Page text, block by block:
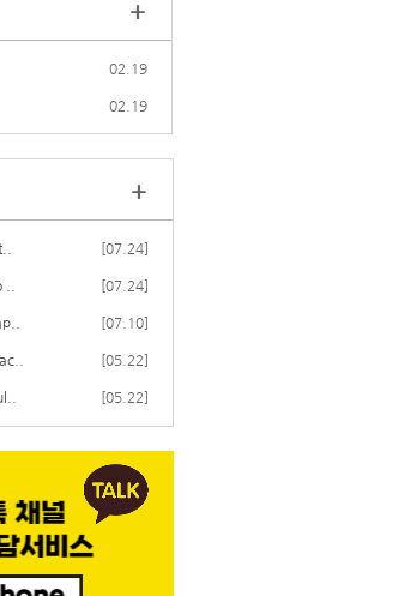
02.19
02.19
+
[07.24]
[07.24]
[07.10]
[05.22]
[05.22]
+